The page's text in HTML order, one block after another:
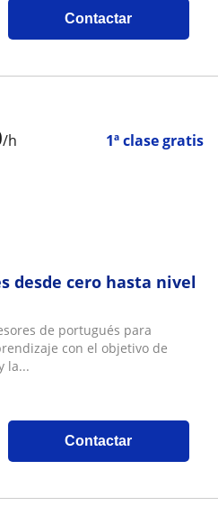
Contactar
/h 1ª clase gratis
desde cero hasta nivel
de portugués para
con el objetivo de
la...
Contactar